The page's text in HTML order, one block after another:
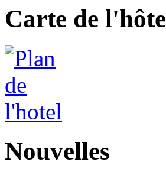
Carte de
Nouvelles